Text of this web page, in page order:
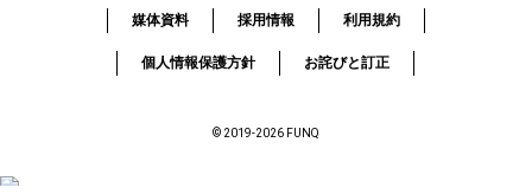
媒体資料 採用情報 利用規約
個人情報保護方針 お詫びと訂正
© 2019-2026 FUNQ